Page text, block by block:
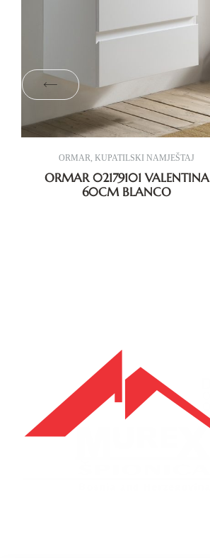
ORMAR,KUPATILSKI NAMJEŠTAJ
ORMAR 02179101 VALENTINA
60CM BLANCO